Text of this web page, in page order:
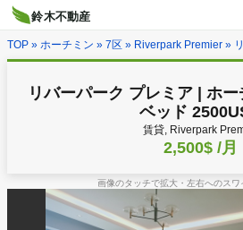
TOP » ホーチミン » 7区 » Riverpark Premier » リバ
リバーパーク プレミア | ホ
ベッド
賃貸, Riverpark
2,500$ /月
画像のタッチで拡大・左右へのスワ
鈴木不動産